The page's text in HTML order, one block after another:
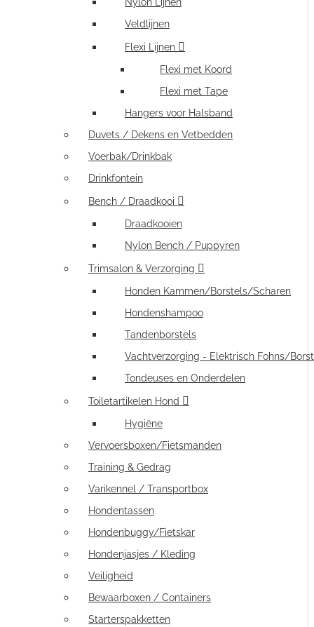
Veldlijnen
Flexi Lijnen
Flexi met Koord
Flexi met Tape
Hangers voor Halsband
Duvets / Dekens en Vetbedden
Voerbak/Drinkbak
Drinkfontein
Bench / Draadkooi
Draadkooien
Nylon Bench / Puppyren
Trimsalon & Verzorging
Honden Kammen/Borstels/Scharen
Hondenshampoo
Tandenborstels
Vachtverzorging - Elektrisch Fohns/
Tondeuses en Onderdelen
Toiletartikelen Hond
Hygiëne
Vervoersboxen/Fietsmanden
Training & Gedrag
Varikennel / Transportbox
Hondentassen
Hondenbuggy/Fietskar
Hondenjasjes / Kleding
Veiligheid
Bewaarboxen / Containers
Starterspakketten